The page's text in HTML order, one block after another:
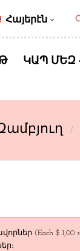
Հայերէն
ԿԱՊ ՄԵԶ
(Each $ 1,00